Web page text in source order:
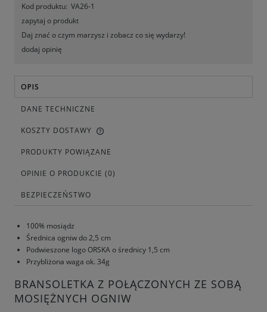
Kod produktu: VA26-1
zapytaj o produkt
Daj znać o czym marzysz i zobacz co się wydarzy!
dodaj opinię
OPIS
DANE TECHNICZNE
KOSZTY DOSTAWY
PRODUKTY POWIĄZANE
OPINIE O PRODUKCIE (0)
BEZPIECZEŃSTWO
100% mosiądz
Średnica ogniw do 2,5 cm
Podwieszone logo ORSKA o średnicy 1,5 cm
Przybliżona waga ok. 34g
BRANSOLETKA Z POŁĄCZONYCH ZE SOBĄ
MOSIĘŻNYCH OGNIW